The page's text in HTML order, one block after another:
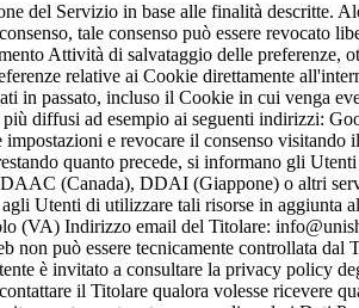
del Servizio in base alle finalità descritte.
tale consenso può essere revocato
Attività di salvataggio delle preferenze,
relative ai Cookie direttamente
in passato, incluso il Cookie in cui venga
diffusi ad esempio ai seguenti indirizzi:
e revocare il consenso
quanto precede, si informano gli
(Canada), DDAI (Giappone) o altri
Utenti di utilizzare tali risorse in aggiunta
Indirizzo email del Titolare:
può essere tecnicamente controllata
è invitato a consultare la privacy policy
il Titolare qualora volesse ricevere